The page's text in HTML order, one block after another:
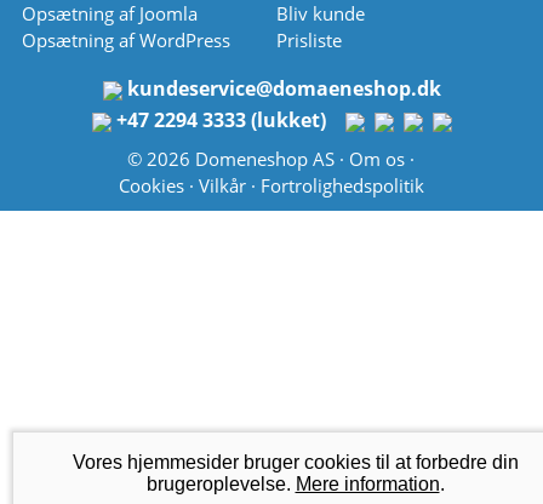
Opsætning af Joomla
Opsætning af WordPress
Bliv kunde
Prisliste
kundeservice@domaeneshop.dk
+47 2294 3333 (lukket)
© 2026 Domeneshop AS · Om os ·
Cookies· Vilkår· Fortrolighedspolitik
Vores hjemmesider bruger cookies til at forbedre din
brugeroplevelse. Mere information.